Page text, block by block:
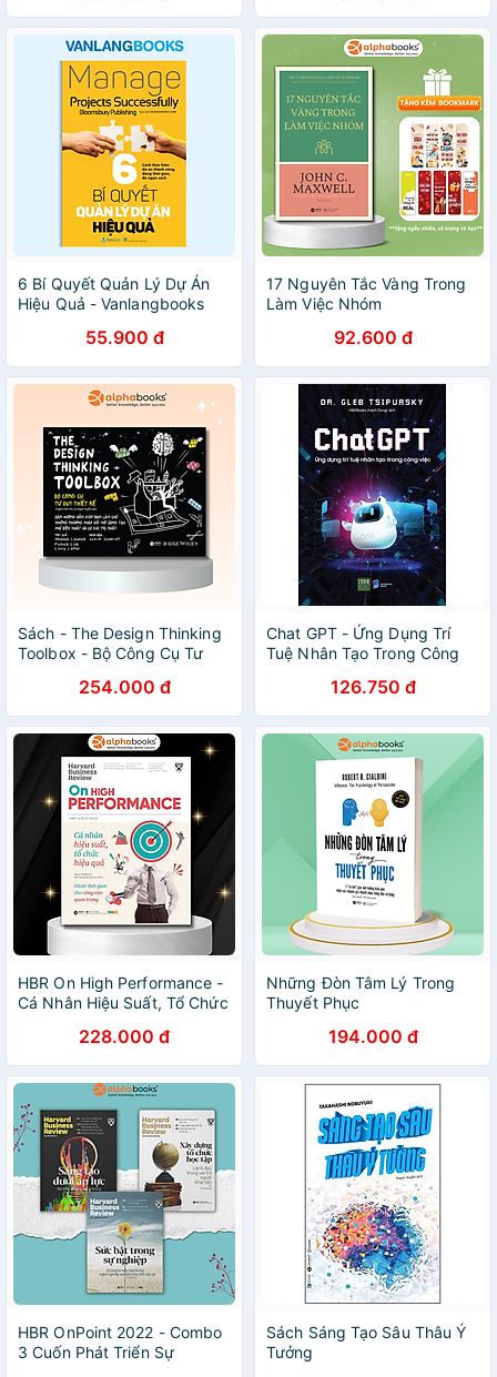
6 Bí Quyết Quản Lý Dự Án
Hiệu Quả - Vanlangbooks
55.900 đ
17 Nguyên Tắc Vàng Trong
Làm Việc Nhóm
92.600 đ
Sách - The Design Thinking
Toolbox - Bộ Công Cụ Tư
254.000 đ
Chat GPT - Ứng Dụng Trí
Tuệ Nhân Tạo Trong Công
126.750 đ
HBR On High Performance -
Cá Nhân Hiệu Suất, Tổ Chức
Review Press - (bìa mềm)
228.000 đ
Những Đòn Tâm Lý Trong
Thuyết Phục
194.000 đ
HBR OnPoint 2022 - Combo
3 Cuốn Phát Triển Sự
Sách Sáng Tạo Sâu Thâu Ý
Tưởng